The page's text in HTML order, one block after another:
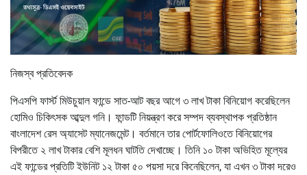
নিজস্ব প্রতিবেদক
পিএসপি ফার্স্ট মিউচুয়াল ফান্ডে সাত-আট বছর আগে ৩ লাখ টাকা বিনিয়োগ করেছিলেন
হোমিও চিকিৎসক আব্দুল গনি। ফান্ডটি নিয়ন্ত্রণ করে সম্পদ ব্যবস্থাপক প্রতিষ্ঠান
বাংলাদেশ রেস অ্যাসেট ম্যানেজমেন্ট। বর্তমানে তার পোর্টফোলিওতে বিনিয়োগের
বিপরীতে ২ লাখ টাকার বেশি মূলধন ঘাটতি দেখাচ্ছে। তিনি ১০ টাকা অভিহিত মূল্যের
এই ফান্ডের প্রতিটি ইউনিট ১২ টাকা ৫০ পয়সা দরে কিনেছিলেন, যা এখন ৩ টাকা দরেও